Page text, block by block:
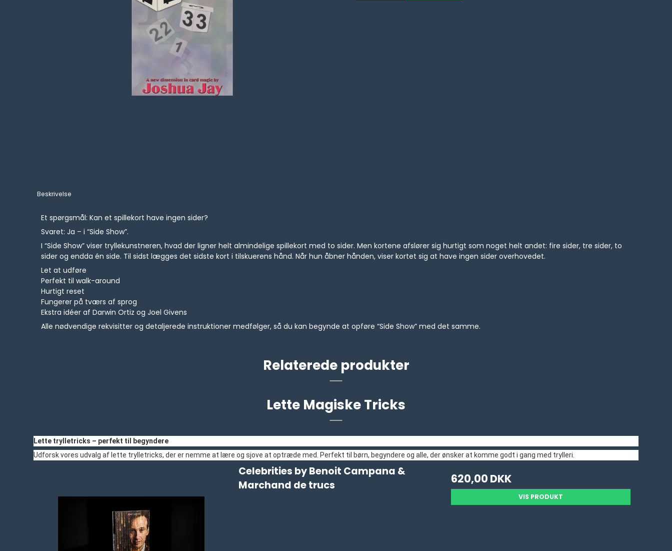
Beskrivelse
Et spørgsmål: Kan et spillekort have ingen sider?
Svaret: Ja – i “Side Show”.
I “Side Show” viser tryllekunstneren, hvad der ligner helt almindelige spillekort med to sider. Men kortene afslører sig hurtigt som noget helt andet: fire sider, tre sider, to
sider og endda én side. Til sidst lægges det sidste kort i tilskuerens hånd. Når hun åbner hånden, viser kortet sig at have ingen sider overhovedet.
Let at udføre
Perfekt til walk-around
Hurtigt reset
Fungerer på tværs af sprog
Ekstra idéer af Darwin Ortiz og Joel Givens
Alle nødvendige rekvisitter og detaljerede instruktioner medfølger, så du kan begynde at opføre “Side Show” med det samme.
Relaterede produkter
Lette Magiske Tricks
Lette trylletricks – perfekt til begyndere
Udforsk vores udvalg af lette trylletricks, der er nemme at lære og sjove at optræde med. Perfekt til børn, begyndere og alle, der ønsker at komme godt i gang med trylleri.
Celebrities by Benoit Campana &
Marchand de trucs
620,00 DKK
VIS PRODUKT